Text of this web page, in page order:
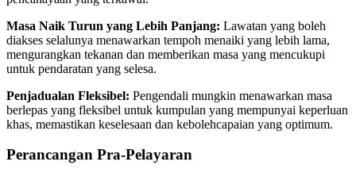
Masa Naik Turun yang Lebih Panjang: Lawatan yang boleh
diakses selalunya menawarkan tempoh menaiki yang lebih lama,
mengurangkan tekanan dan memberikan masa yang mencukupi
untuk pendaratan yang selesa.
Penjadualan Fleksibel: Pengendali mungkin menawarkan masa
berlepas yang fleksibel untuk kumpulan yang mempunyai keperluan
khas, memastikan keselesaan dan kebolehcapaian yang optimum.
Perancangan Pra-Pelayaran